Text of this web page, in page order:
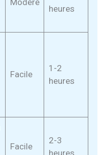
heures
Facile
1-2
heures
Facile
2-3
heures